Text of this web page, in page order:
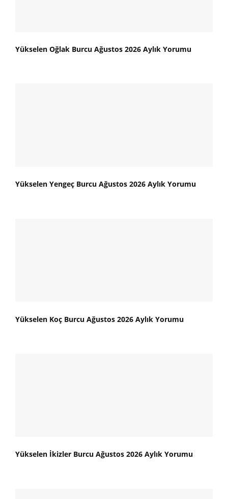
Yükselen Oğlak Burcu Ağustos 2026 Aylık Yorumu
Yükselen Yengeç Burcu Ağustos 2026 Aylık Yorumu
Yükselen Koç Burcu Ağustos 2026 Aylık Yorumu
Yükselen İkizler Burcu Ağustos 2026 Aylık Yorumu